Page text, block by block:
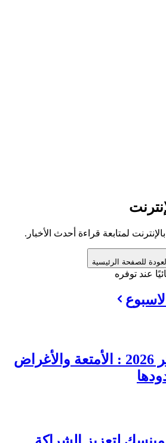
لمتابعة قراءة أحدث الأخبار.
العودة للصفحة الرئيسية
عند توفره
السفر إلى الجزائر 2026 : الأمتعة والأغراض